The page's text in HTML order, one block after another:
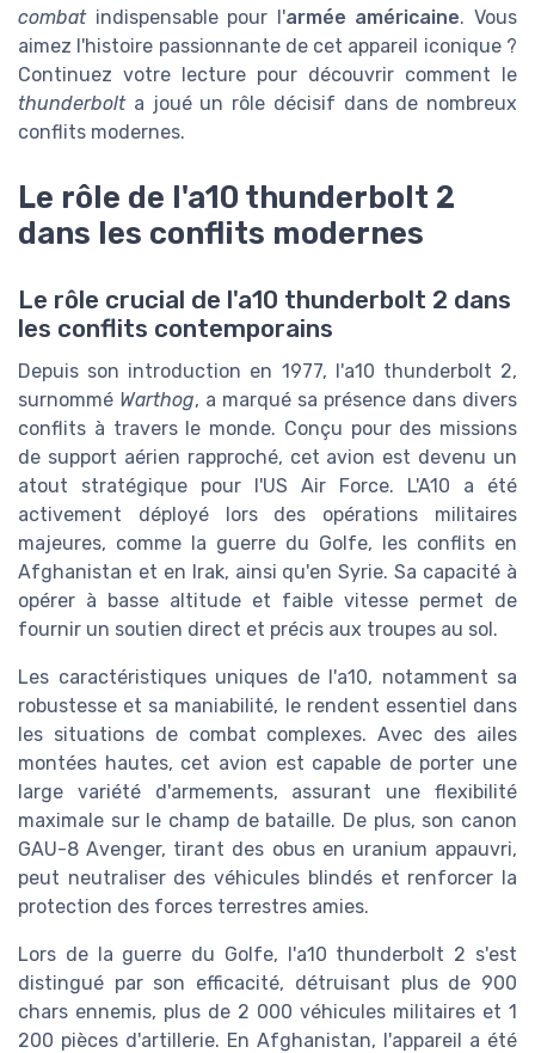
combatindispensable pour l'armée américaine. Vous
aimez l'histoire passionnante de cet appareil iconique ?
Continuez votre lecture pour découvrir comment le
thunderbolta joué un rôle décisif dans de nombreux
conflits modernes.
Le rôle de l'a10 thunderbolt 2
dans les conflits modernes
Le rôle crucial de l'a10 thunderbolt 2 dans
les conflits contemporains
Depuis son introduction en 1977, l'a10 thunderbolt 2,
surnommé Warthog, a marqué sa présence dans divers
conflits à travers le monde. Conçu pour des missions
de support aérien rapproché, cet avion est devenu un
atout stratégique pour l'US Air Force. L'A10 a été
activement déployé lors des opérations militaires
majeures, comme la guerre du Golfe, les conflits en
Afghanistan et en Irak, ainsi qu'en Syrie. Sa capacité à
opérer à basse altitude et faible vitesse permet de
fournir un soutien direct et précis aux troupes au sol.
Les caractéristiques uniques de l'a10, notamment sa
robustesse et sa maniabilité, le rendent essentiel dans
les situations de combat complexes. Avec des ailes
montées hautes, cet avion est capable de porter une
large variété d'armements, assurant une flexibilité
maximale sur le champ de bataille. De plus, son canon
GAU-8 Avenger, tirant des obus en uranium appauvri,
peut neutraliser des véhicules blindés et renforcer la
protection des forces terrestres amies.
Lors de la guerre du Golfe, l'a10 thunderbolt 2 s'est
distingué par son efficacité, détruisant plus de 900
chars ennemis, plus de 2 000 véhicules militaires et 1
200 pièces d'artillerie. En Afghanistan, l'appareil a été